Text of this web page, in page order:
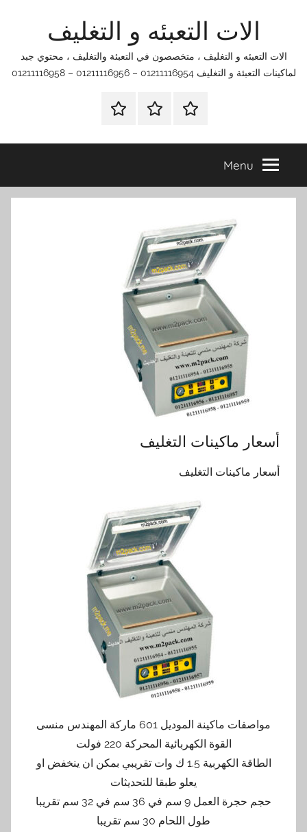
الات التعبئه و التغليف
الات التعبئه و التغليف ، متخصصون في التعبئة والتغليف ، محتوي جبد
لماكينات التعبئة و التغليف 01211116954 – 01211116956 – 01211116958
الرئيسيةاتصل
اتـصـل
في
التي
Menu
أسعار ماكينات التغليف
أسعار ماكينات التغليف
مواصفات ماكينة الموديل 601 ماركة المهندس منسى
القوة الكهربائية المحركة 220 فولت
الطاقة الكهربية 1.5 ك وات تقريبي بمكن ان ينخفض او
يعلو طبقا للتحديثات
حجم حجرة العمل 9 سم في 36 سم في 32 سم تقريبا
طول اللحام 30 سم تقريبا